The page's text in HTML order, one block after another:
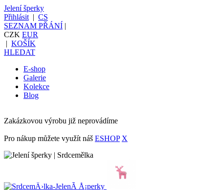
Jelení šperky
Přihlásit | CS
SEZNAM PŘÁNÍ |
CZK EUR
| KOŠÍK
HLEDAT
E-shop
Galerie
Kolekce
Blog
Zakázkovou výrobu již neprovádíme
Pro nákup můžete využít náš ESHOP X